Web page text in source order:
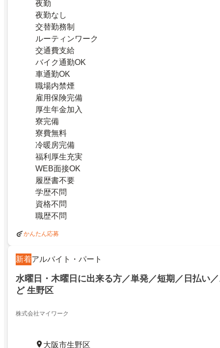
夜勤
夜勤なし
交替勤務制
ルーティンワーク
交通費支給
バイク通勤OK
車通勤OK
職場内禁煙
雇用保険完備
厚生年金加入
寮完備
寮費無料
冷暖房完備
福利厚生充実
WEB面接OK
履歴書不要
学歴不問
資格不問
職歴不問
かんたん応募
新着アルバイト・パート
水曜日・木曜日に出来る方／単発／短期／日払い
ど 生野区
株式会社マイワーク
大阪市生野区